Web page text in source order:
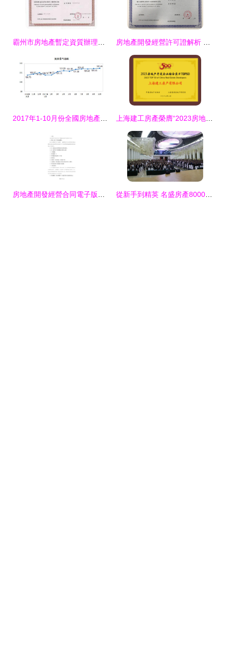
霸州市房地產暫定資質辦理方法及各類工程建設活動指南 房地產開發經營許可證解析 為何它不可或缺？
2017年1-10月份全國房地產開發投資與銷售情況分析報告 上海建工房產榮膺“2023房地產開發企業綜合實力TOP50”，彰顯卓越經營實力
房地產開發經營合同電子版（4篇）及應用場景 規范各類工程建設活動的法律指南 從新手到精英 名盛房產8000元薪資及40-60提成模式背后的邏輯與機會